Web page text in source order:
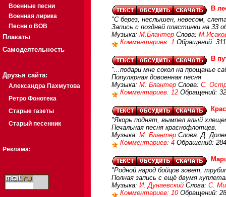
Военные песни
Военная лирика
Песни о ВОВ
Плакаты
Самодеятельность
Друзья сайта:
Александра Пахмутова
Ретро Фонотека
Старые газеты
Старый песенник
Реклама:
В
"С берез, неслышен, невесом,
Запись с поздней пластинки на 33
Музыка: М.Блантер Слова:
Комментариев: 1 Обращений:
В
"...подари мне сокол на прощанье
Популярная довоенная песня
Музыка: М. Блантер Слова: С.
Комментариев: 12 Обращений:
"Якорь поднят, вымпел алый
Печальная песня краснофлотцев.
Музыка: М. Блантер Слова: Д.
Комментариев: 4 Обращений:
"Родной народ бойцов зовет,
Полная запись с ещё двумя
Музыка: И. Дунаевский Слова: С.
Комментариев: 10 Обращений: